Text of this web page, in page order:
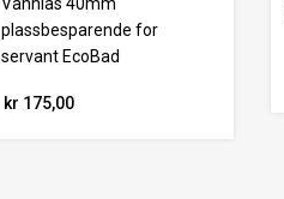
plassbesparende for
servant EcoBad
kr 175,00